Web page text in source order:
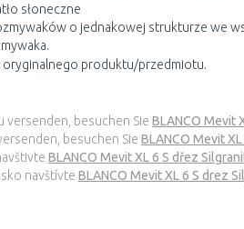
słoneczne
o jednakowej strukturze we
oryginalnego produktu/przedmiotu.
versenden, besuchen Sie BLANCO Mevit
besuchen Sie BLANCO Mevit
BLANCO Mevit XL 6 S dřez
navštívte BLANCO Mevit XL 6 S drez